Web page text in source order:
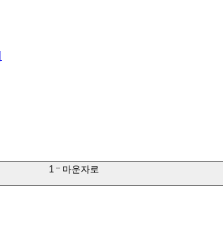
1 마운자로